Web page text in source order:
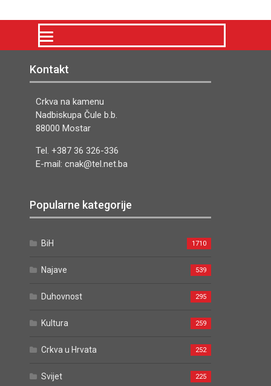
Kontakt
Crkva na kamenu
Nadbiskupa Čule b.b.
88000 Mostar
Tel. +387 36 326-336
E-mail: cnak@tel.net.ba
Popularne kategorije
BiH 1710
Najave 539
Duhovnost 295
Kultura 259
Crkva u Hrvata 252
Svijet 225